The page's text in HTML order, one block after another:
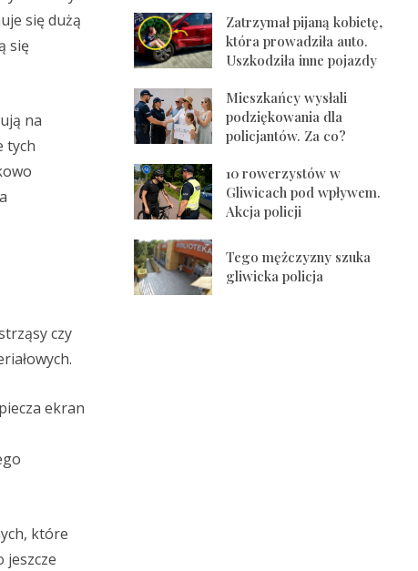
się dużą
się
na
tych
czy
ekran
które
jeszcze
Zatrzymał pijaną kobietę,
która prowadziła auto.
Uszkodziła inne pojazdy
Mieszkańcy wysłali
podziękowania dla
policjantów. Za co?
10 rowerzystów w
Gliwicach pod wpływem.
Akcja policji
Tego mężczyzny szuka
gliwicka policja